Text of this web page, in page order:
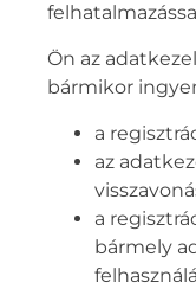
Ön az
bármikor
a
az
a
bármely